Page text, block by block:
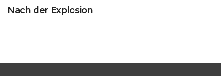
Nach der Explosion